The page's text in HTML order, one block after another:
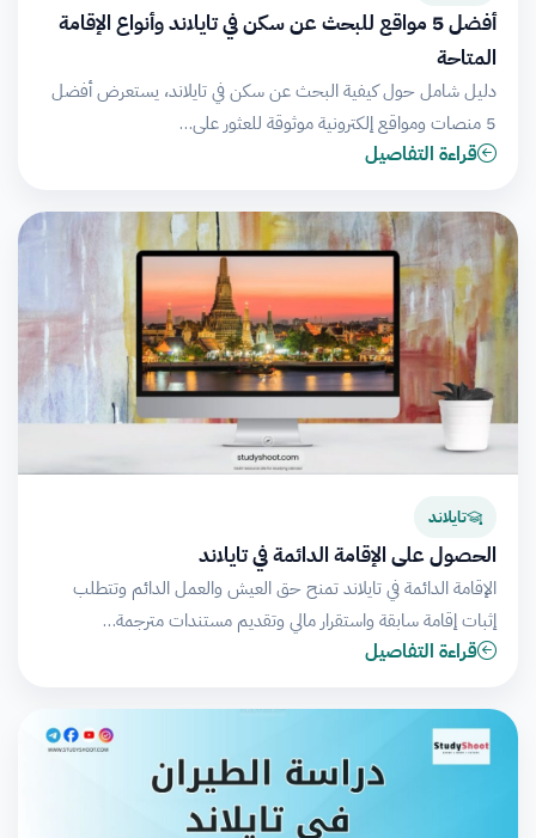
أفضل 5 مواقع للبحث عن سكن في تايلاند وأنواع الإقامة
المتاحة
دليل شامل حول كيفية البحث عن سكن في تايلاند، يستعرض أفضل
5 منصات ومواقع إلكترونية موثوقة للعثور على…
قراءة التفاصيل
تايلاند
الحصول على الإقامة الدائمة في تايلاند
الإقامة الدائمة في تايلاند تمنح حق العيش والعمل الدائم وتتطلب
إثبات إقامة سابقة واستقرار مالي وتقديم مستندات مترجمة…
قراءة التفاصيل